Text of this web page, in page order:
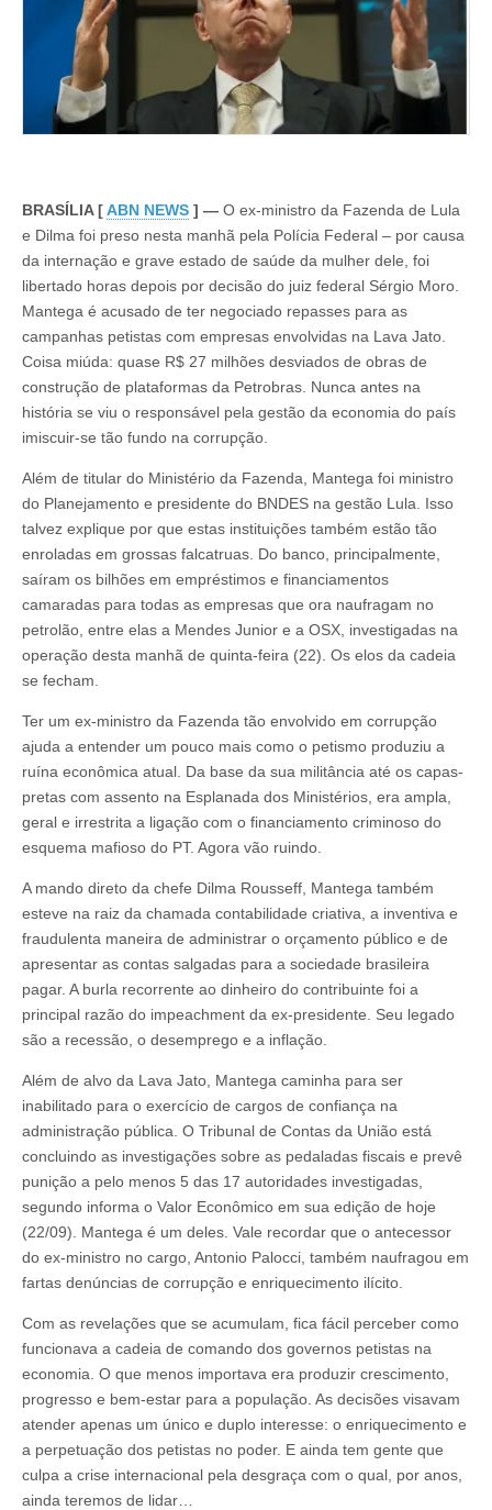
BRASÍLIA [ABN NEWS ] — O ex-ministro da Fazenda de Lula
e Dilma foi preso nesta manhã pela Polícia Federal – por causa
da internação e grave estado de saúde da mulher dele, foi
libertado horas depois por decisão do juiz federal Sérgio Moro.
Mantega é acusado de ter negociado repasses para as
campanhas petistas com empresas envolvidas na Lava Jato.
Coisa miúda: quase R$ 27 milhões desviados de obras de
construção de plataformas da Petrobras. Nunca antes na
história se viu o responsável pela gestão da economia do país
imiscuir-se tão fundo na corrupção.
Além de titular do Ministério da Fazenda, Mantega foi ministro
do Planejamento e presidente do BNDES na gestão Lula. Isso
talvez explique por que estas instituições também estão tão
enroladas em grossas falcatruas. Do banco, principalmente,
saíram os bilhões em empréstimos e financiamentos
camaradas para todas as empresas que ora naufragam no
petrolão, entre elas a Mendes Junior e a OSX, investigadas na
operação desta manhã de quinta-feira (22). Os elos da cadeia
se fecham.
Ter um ex-ministro da Fazenda tão envolvido em corrupção
ajuda a entender um pouco mais como o petismo produziu a
ruína econômica atual. Da base da sua militância até os capas-
pretas com assento na Esplanada dos Ministérios, era ampla,
geral e irrestrita a ligação com o financiamento criminoso do
esquema mafioso do PT. Agora vão ruindo.
A mando direto da chefe Dilma Rousseff, Mantega também
esteve na raiz da chamada contabilidade criativa, a inventiva e
fraudulenta maneira de administrar o orçamento público e de
apresentar as contas salgadas para a sociedade brasileira
pagar. A burla recorrente ao dinheiro do contribuinte foi a
principal razão do impeachment da ex-presidente. Seu legado
são a recessão, o desemprego e a inflação.
Além de alvo da Lava Jato, Mantega caminha para ser
inabilitado para o exercício de cargos de confiança na
administração pública. O Tribunal de Contas da União está
concluindo as investigações sobre as pedaladas fiscais e prevê
punição a pelo menos 5 das 17 autoridades investigadas,
segundo informa o Valor Econômico em sua edição de hoje
(22/09). Mantega é um deles. Vale recordar que o antecessor
do ex-ministro no cargo, Antonio Palocci, também naufragou em
fartas denúncias de corrupção e enriquecimento ilícito.
Com as revelações que se acumulam, fica fácil perceber como
funcionava a cadeia de comando dos governos petistas na
economia. O que menos importava era produzir crescimento,
progresso e bem-estar para a população. As decisões visavam
atender apenas um único e duplo interesse: o enriquecimento e
a perpetuação dos petistas no poder. E ainda tem gente que
culpa a crise internacional pela desgraça com o qual, por anos,
ainda teremos de lidar…